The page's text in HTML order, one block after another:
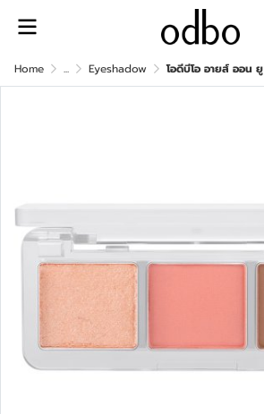
Home ... Eyeshadow โอดีบีโอ อายส์ ออน ยู